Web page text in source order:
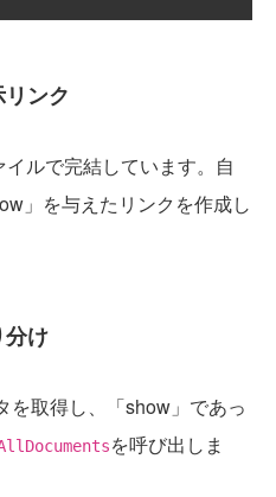
ンク
ルで完結しています。自
」を与えたリンクを作成し
け
取得し、「show」であっ
を呼び出しま